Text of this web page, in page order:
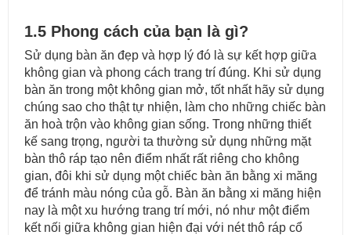
1.5 Phong cách của bạn là gì?
Sử dụng bàn ăn đẹp và hợp lý đó là sự kết hợp giữa
không gian và phong cách trang trí đúng. Khi sử dụng
bàn ăn trong một không gian mở, tốt nhất hãy sử dụng
chúng sao cho thật tự nhiện, làm cho những chiếc bàn
ăn hoà trộn vào không gian sống. Trong những thiết
kế sang trọng, người ta thường sử dụng những mặt
bàn thô ráp tạo nên điểm nhất rất riêng cho không
gian, đôi khi sử dụng một chiếc bàn ăn bằng xi măng
để tránh màu nóng của gỗ. Bàn ăn bằng xi măng hiện
nay là một xu hướng trang trí mới, nó như một điểm
kết nối giữa không gian hiện đại với nét thô ráp cổ